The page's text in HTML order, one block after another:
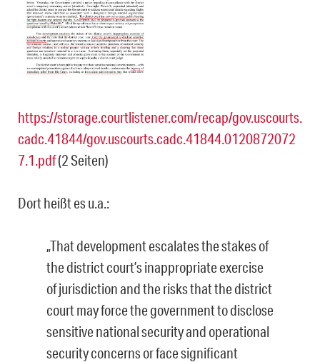
https://storage.courtlistener.com/recap/gov.uscourts.
cadc.41844/gov.uscourts.cadc.41844.0120872072
7.1.pdf(2 Seiten)
Dort heißt es u.a.:
„That development escalates the stakes of
the district court’s inappropriate exercise
of jurisdiction and the risks that the district
court may force the government to disclose
sensitive national security and operational
security concerns or face significant